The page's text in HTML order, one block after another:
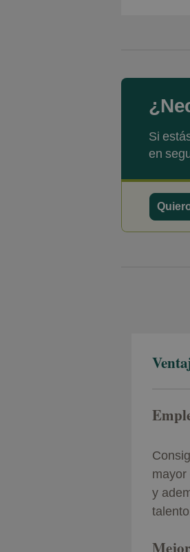
Si
en
y